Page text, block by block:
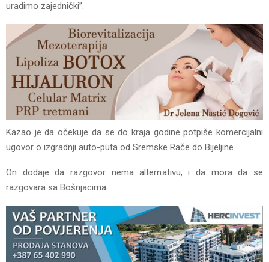
uradimo zajednički”.
Kazao je da očekuje da se do kraja godine potpiše komercijalni
ugovor o izgradnji auto-puta od Sremske Rače do Bijeljine.
On dodaje da razgovor nema alternativu, i da mora da se
razgovara sa Bošnjacima.